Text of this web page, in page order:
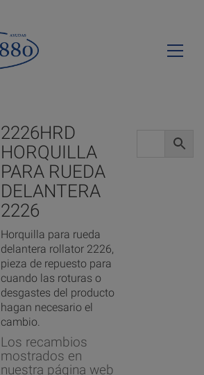
2226HRD
HORQUILLA
PARA RUEDA
DELANTERA
2226
Horquilla para rueda
delantera rollator 2226,
pieza de repuesto para
cuando las roturas o
desgastes del producto
hagan necesario el
cambio.
Los recambios
mostrados en
nuestra página web